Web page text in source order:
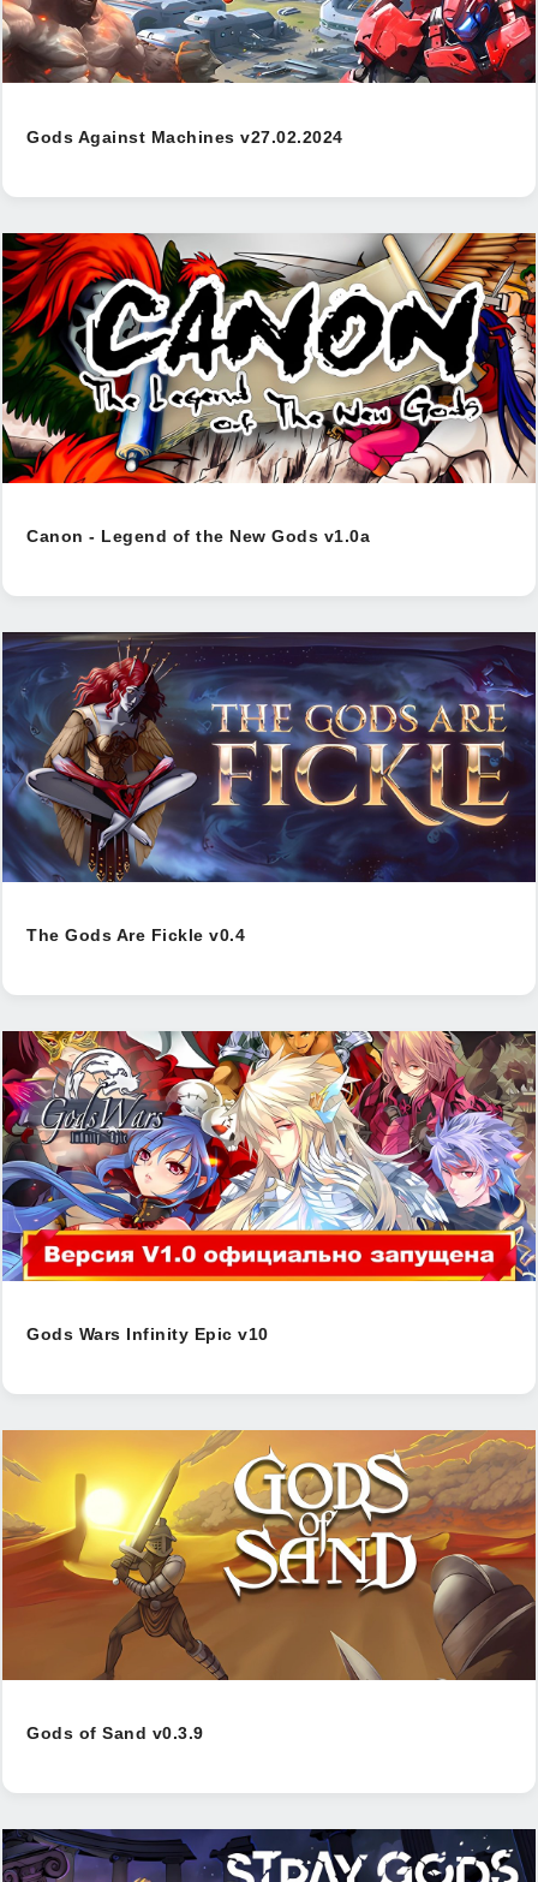
Gods Against Machines v27.02.2024
Canon - Legend of the New Gods v1.0a
The Gods Are Fickle v0.4
Gods Wars Infinity Epic v10
Gods of Sand v0.3.9